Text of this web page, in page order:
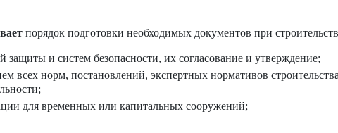
порядок подготовки необходимых документов при
защиты и систем безопасности, их согласование и утверждение;
всех норм, постановлений, экспертных нормативов
для временных или капитальных сооружений;